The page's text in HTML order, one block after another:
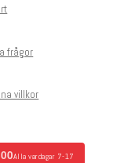
frågor
villkor
Alla vardagar 7-17